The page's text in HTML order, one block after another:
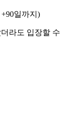
+90일까지)
라도 입장할 수